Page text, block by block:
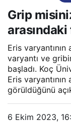
Grip
Eris
varyantı ve
başladı. Koç
Eris
görüldüğünü
6 Ekim 2023,